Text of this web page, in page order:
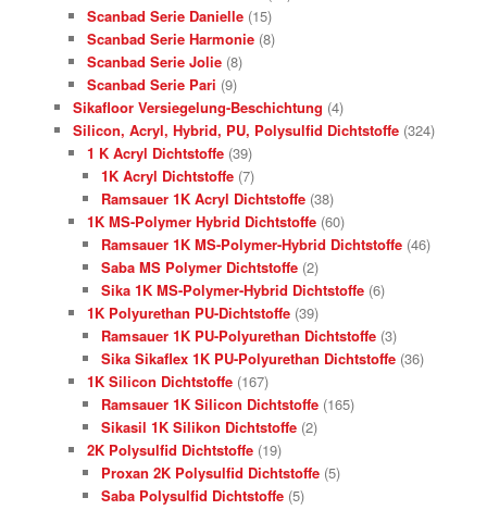
Scanbad Serie Danielle (15)
Scanbad Serie Harmonie (8)
Scanbad Serie Jolie (8)
Scanbad Serie Pari (9)
Sikafloor Versiegelung-Beschichtung (4)
Silicon, Acryl, Hybrid, PU, Polysulfid Dichtstoffe (324)
1 K Acryl Dichtstoffe (39)
1K Acryl Dichtstoffe (7)
Ramsauer 1K Acryl Dichtstoffe (38)
1K MS-Polymer Hybrid Dichtstoffe (60)
Ramsauer 1K MS-Polymer-Hybrid Dichtstoffe (46)
Saba MS Polymer Dichtstoffe (2)
Sika 1K MS-Polymer-Hybrid Dichtstoffe (6)
1K Polyurethan PU-Dichtstoffe (39)
Ramsauer 1K PU-Polyurethan Dichtstoffe (3)
Sika Sikaflex 1K PU-Polyurethan Dichtstoffe (36)
1K Silicon Dichtstoffe (167)
Ramsauer 1K Silicon Dichtstoffe (165)
Sikasil 1K Silikon Dichtstoffe (2)
2K Polysulfid Dichtstoffe (19)
Proxan 2K Polysulfid Dichtstoffe (5)
Saba Polysulfid Dichtstoffe (5)